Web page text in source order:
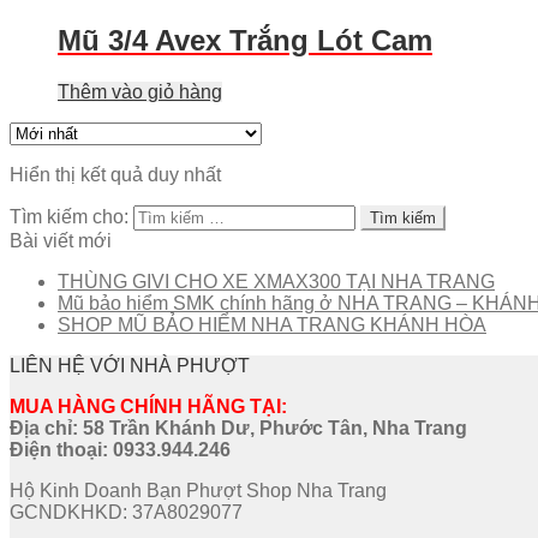
Mũ 3/4 Avex Trắng Lót Cam
Thêm vào giỏ hàng
Hiển thị kết quả duy nhất
Tìm kiếm cho:
Bài viết mới
THÙNG GIVI CHO XE XMAX300 TẠI NHA TRANG
Mũ bảo hiểm SMK chính hãng ở NHA TRANG –
SHOP MŨ BẢO HIỂM NHA TRANG KHÁNH HÒA
LIÊN HỆ VỚI NHÀ PHƯỢT
MUA HÀNG CHÍNH HÃNG TẠI:
Địa chỉ: 58 Trần Khánh Dư, Phước Tân, Nha Trang
Điện thoại: 0933.944.246
Hộ Kinh Doanh Bạn Phượt Shop Nha Trang
GCNDKHKD: 37A8029077